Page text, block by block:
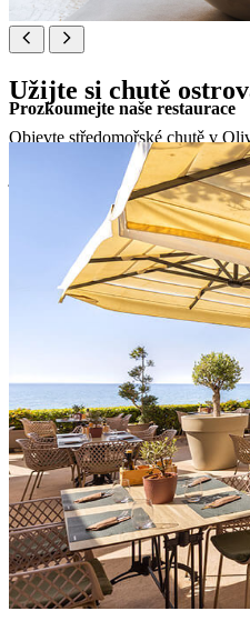
Užijte si chutě
Objevte středomořské chutě v
si oblíbenou klasiku v Mezzino
jídla Valfresco Direkt.
Prozkoumejte naše restaurace